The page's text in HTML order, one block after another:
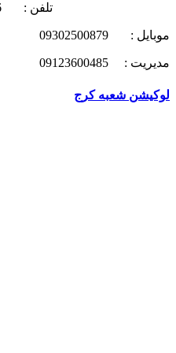
تلفن : 02635736
موبایل : 09302500879
مدیریت : 09123600485
لوکیشن شعبه کرج